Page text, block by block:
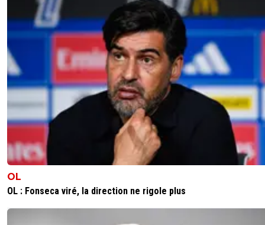
OL
OL : Fonseca viré, la direction ne rigole plus